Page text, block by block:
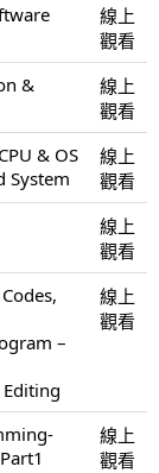
線上
觀看
&
線上
觀看
& OS
System
線上
觀看
線上
觀看
–
線上
觀看
線上
觀看